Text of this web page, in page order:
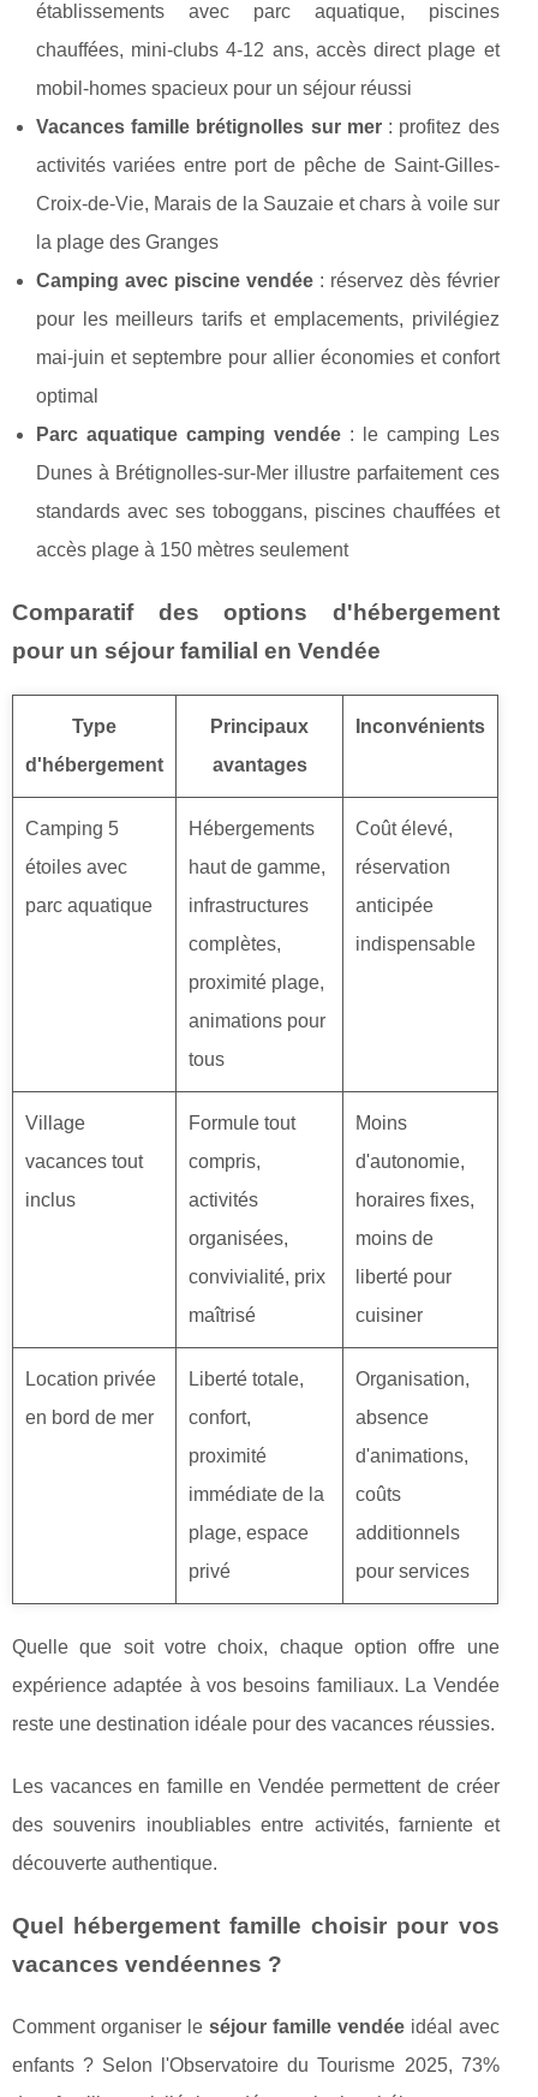
établissements avec parc aquatique, piscines
chauffées, mini-clubs 4-12 ans, accès direct plage et
mobil-homes spacieux pour un séjour réussi
Vacances famille brétignolles sur mer: profitez des
activités variées entre port de pêche de Saint-Gilles-
Croix-de-Vie, Marais de la Sauzaie et chars à voile sur
la plage des Granges
Camping avec piscine vendée: réservez dès février
pour les meilleurs tarifs et emplacements, privilégiez
mai-juin et septembre pour allier économies et confort
optimal
Parc aquatique camping vendée: le camping Les
Dunes à Brétignolles-sur-Mer illustre parfaitement ces
standards avec ses toboggans, piscines chauffées et
accès plage à 150 mètres seulement
Comparatif des options d'hébergement
pour un séjour familial en Vendée
Type
d'hébergement
Principaux
avantages
Inconvénients
Camping 5
étoiles avec
parc aquatique
Hébergements
haut de gamme,
infrastructures
complètes,
proximité plage,
animations pour
tous
Coût élevé,
réservation
anticipée
indispensable
Village
vacances tout
inclus
Formule tout
compris,
activités
organisées,
convivialité, prix
maîtrisé
Moins
d'autonomie,
horaires fixes,
moins de
liberté pour
cuisiner
Location privée
en bord de mer
Liberté totale,
confort,
proximité
immédiate de la
plage, espace
privé
Organisation,
absence
d'animations,
coûts
additionnels
pour services
Quelle que soit votre choix, chaque option offre une
expérience adaptée à vos besoins familiaux. La Vendée
reste une destination idéale pour des vacances réussies.
Les vacances en famille en Vendée permettent de créer
des souvenirs inoubliables entre activités, farniente et
découverte authentique.
Quel hébergement famille choisir pour vos
vacances vendéennes ?
Comment organiser le séjour famille vendéeidéal avec
enfants ? Selon l'Observatoire du Tourisme 2025, 73%